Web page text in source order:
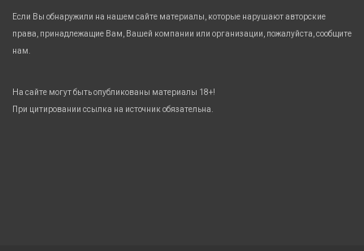
Если Вы обнаружили на нашем сайте материалы, которые нарушают авторские
права, принадлежащие Вам, Вашей компании или организации, пожалуйста, сообщите
нам.
На сайте могут быть опубликованы материалы 18+!
При цитировании ссылка на источник обязательна.